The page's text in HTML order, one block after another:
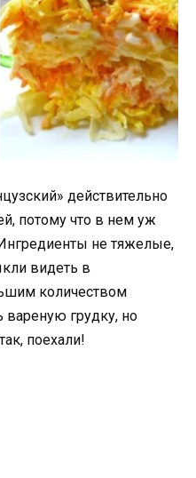
действительно
потому что в нем уж
не тяжелые,
видеть в
количеством
грудку, но
поехали!